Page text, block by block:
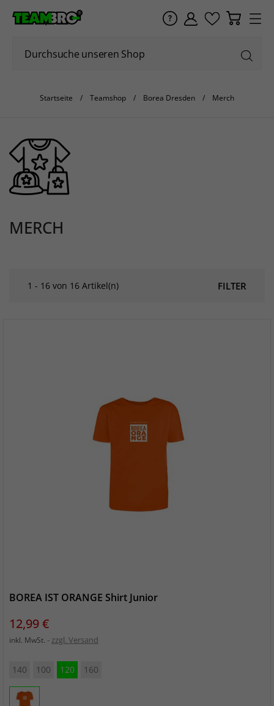
Startseite Teamshop Borea Dresden Merch
MERCH
FILTER
1 - 16 von 16 Artikel(n)
BOREA IST ORANGE Shirt Junior
Preis
12,99 €
inkl. MwSt. zzgl. Versand
140 100 120 160